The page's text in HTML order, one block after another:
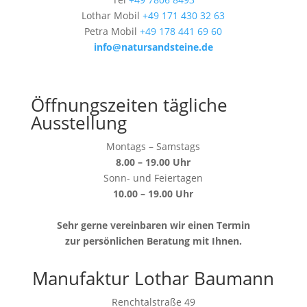
Lothar Mobil+49 171 430 32 63
Petra Mobil+49 178 441 69 60
info@natursandsteine.de
Öffnungszeiten tägliche
Ausstellung
Montags – Samstags
8.00 – 19.00 Uhr
Sonn- und Feiertagen
10.00 – 19.00 Uhr
Sehr gerne vereinbaren wir einen Termin
zur persönlichen Beratung mit Ihnen.
Manufaktur Lothar Baumann
Renchtalstraße 49